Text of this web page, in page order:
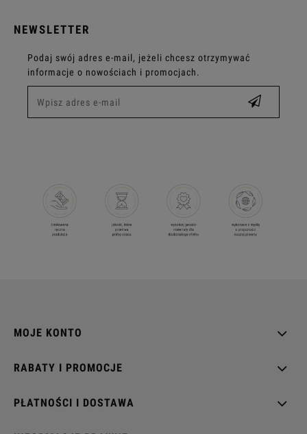
NEWSLETTER
Podaj swój adres e-mail, jeżeli chcesz otrzymywać
informacje o nowościach i promocjach.
MOJE KONTO
RABATY I PROMOCJE
PŁATNOŚCI I DOSTAWA